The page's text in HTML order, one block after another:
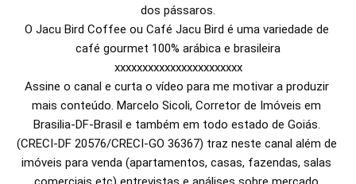
dos pássaros.
O Jacu Bird Coffee ou Café Jacu Bird é uma variedade de
café gourmet 100% arábica e brasileira
xxxxxxxxxxxxxxxxxxxxxxx
Assine o canal e curta o vídeo para me motivar a produzir
mais conteúdo. Marcelo Sicoli, Corretor de Imóveis em
Brasilia-DF-Brasil e também em todo estado de Goiás.
(CRECI-DF 20576/CRECI-GO 36367) traz neste canal além de
imóveis para venda (apartamentos, casas, fazendas, salas